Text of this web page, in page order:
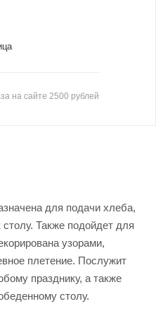
на сайте 2500 рублей
для подачи хлеба,
Также подойдет для
узорами,
плетение. Послужит
празднику, а также
столу.